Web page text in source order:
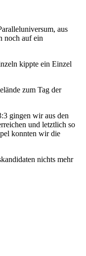
aus
noch auf ein
kippte ein Einzel
zum Tag der
gingen wir aus den
und letztlich so
konnten wir die
nichts mehr